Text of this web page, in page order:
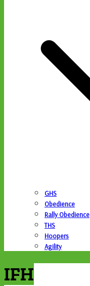
GHS
Obedience
Rally Obedience
THS
Hoopers
Agility
IFH